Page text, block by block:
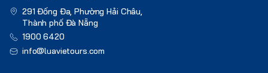
291 Đống Đa, Phường Hải Châu,
Thành phố Đà Nẵng
1900 6420
info@luavietours.com